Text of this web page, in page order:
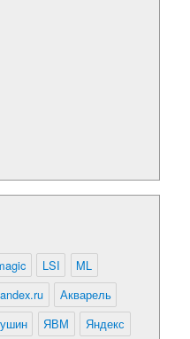
LSI
ML
Акварель
ЯВМ
Яндекс